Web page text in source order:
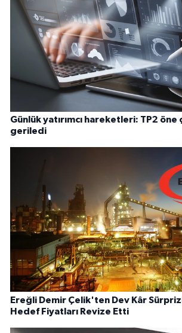
Günlük yatırımcı hareketleri: TP2 öne
geriledi
Ereğli Demir Çelik'ten Dev Kâr
Hedef Fiyatları Revize Etti